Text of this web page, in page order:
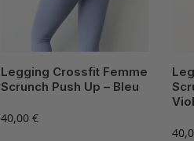
Legging Crossfit Femme
Scrunch Push Up – Bleu
40,00€